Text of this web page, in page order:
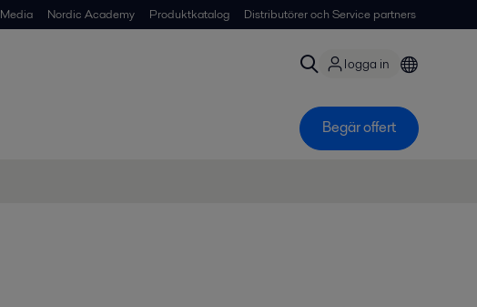
Media Nordic Academy Produktkatalog Distributörer och Service partners
logga in
Begär offert